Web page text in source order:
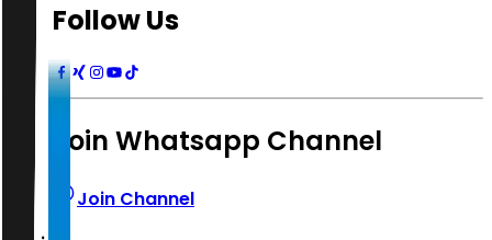
Follow Us
Join Whatsapp Channel
Join Channel